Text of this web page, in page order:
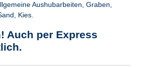
Aushubarbeiten, Graben,
Kies.
Auch per Express